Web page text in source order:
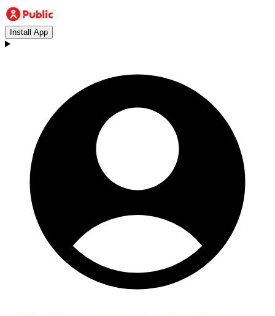
Install App